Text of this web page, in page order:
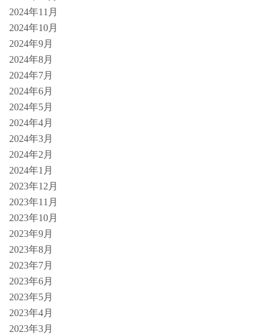
2024年11月
2024年10月
2024年9月
2024年8月
2024年7月
2024年6月
2024年5月
2024年4月
2024年3月
2024年2月
2024年1月
2023年12月
2023年11月
2023年10月
2023年9月
2023年8月
2023年7月
2023年6月
2023年5月
2023年4月
2023年3月